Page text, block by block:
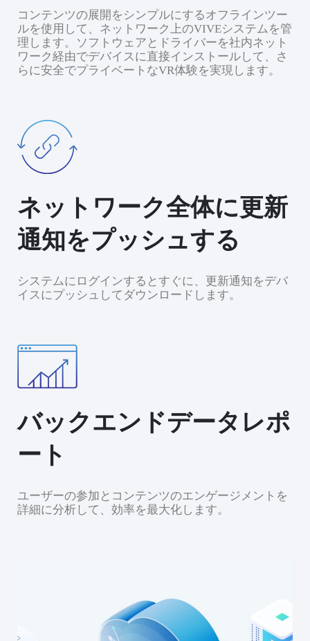
コンテンツの展開をシンプルにするオフラインツー
ルを使用して、ネットワーク上のVIVEシステムを管
理します。ソフトウェアとドライバーを社内ネット
ワーク経由でデバイスに直接インストールして、さ
らに安全でプライベートなVR体験を実現します。
ネットワーク全体に更新
通知をプッシュする
システムにログインするとすぐに、更新通知をデバ
イスにプッシュしてダウンロードします。
バックエンドデータレポ
ート
ユーザーの参加とコンテンツのエンゲージメントを
詳細に分析して、効率を最大化します。